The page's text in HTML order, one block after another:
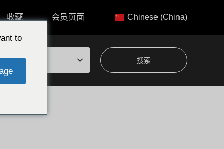
收藏 会员页面 Chinese (China)
选择
to